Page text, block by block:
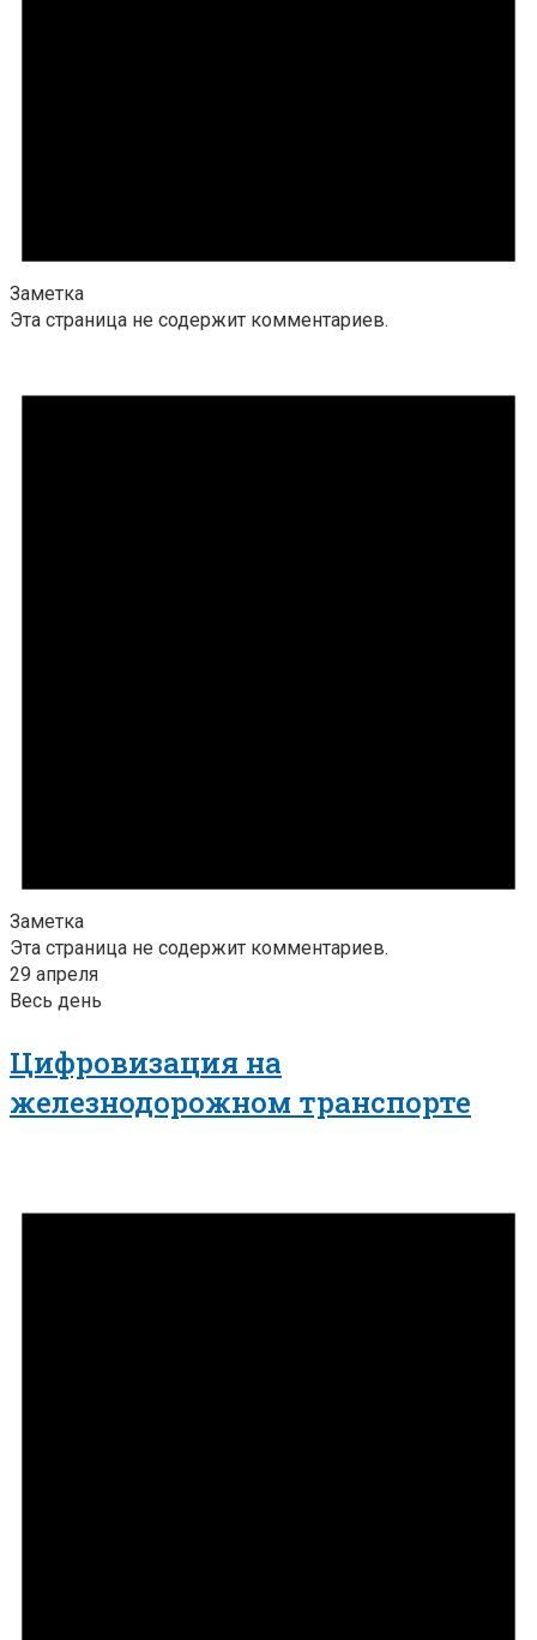
Заметка
Эта страница не содержит комментариев.
Заметка
Эта страница не содержит комментариев.
29 апреля
Весь день
Цифровизация на
железнодорожном транспорте